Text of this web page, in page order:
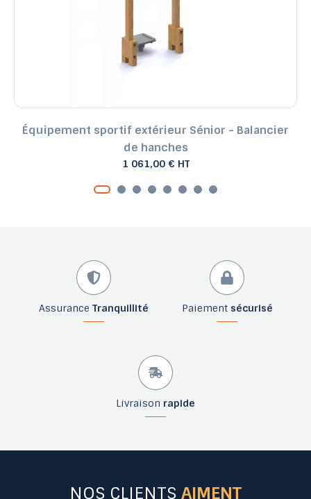
Équipement sportif extérieur Sénior - Balancier
de hanches
1 061,00 € HT
Assurance Tranquillité Paiement sécurisé
Livraison rapide
NOS CLIENTS AIMENT